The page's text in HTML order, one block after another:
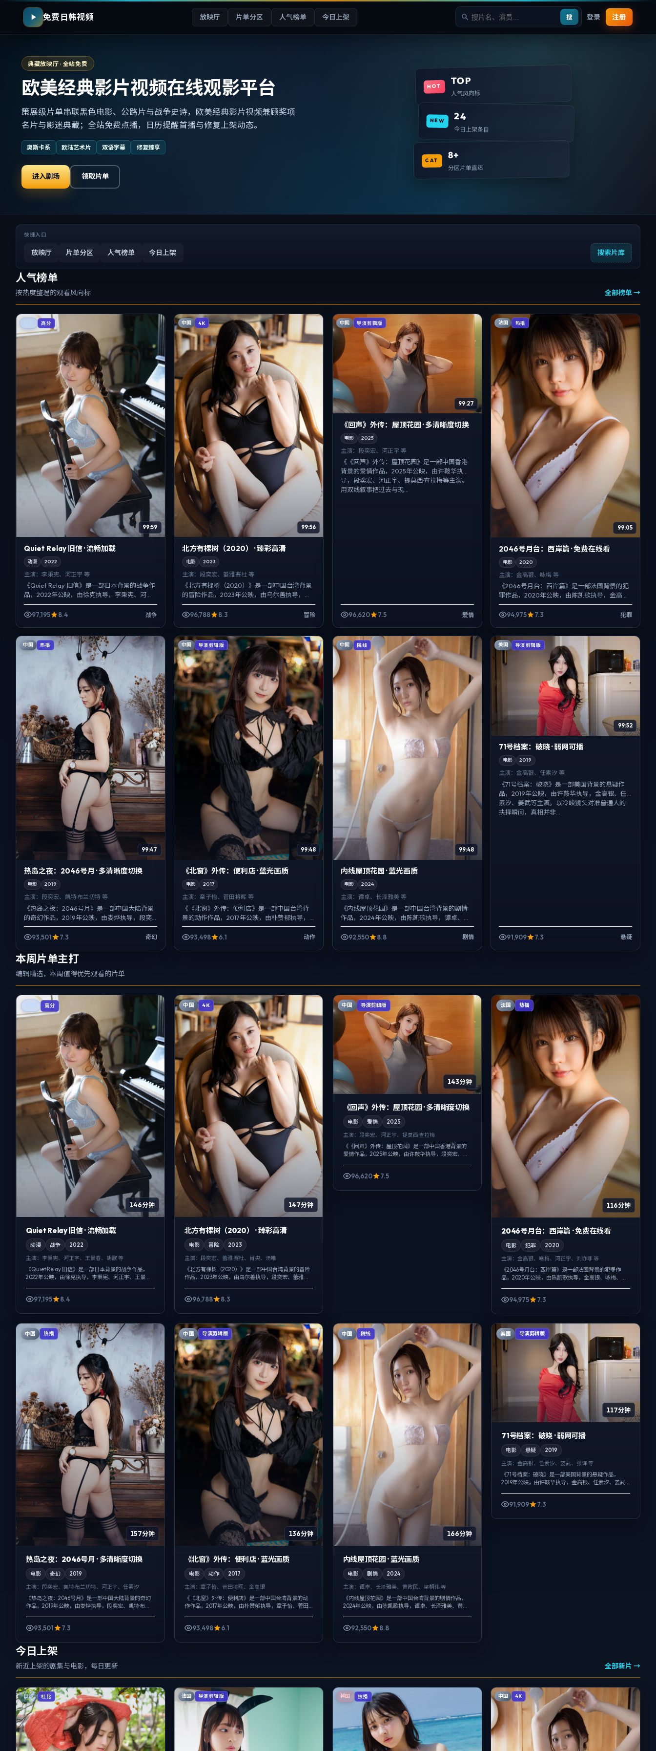
免费日韩视频 放映厅 片单分区 人气榜单 今日上架 搜 登录 注册
典藏放映厅 · 全站免费
欧美经典影片视频在线观影平台
策展级片单串联黑色电影、公路片与战争史诗，欧美经典影片视频兼顾奖项
名片与影迷典藏；全站免费点播，日历提醒首播与修复上架动态。
奥斯卡系 欧陆艺术片 双语字幕 修复臻享
进入剧场 领取片单
HOT TOP
人气风向标
NEW 24
今日上架条目
CAT 8+
分区片单直达
快捷入口
放映厅 片单分区 人气榜单 今日上架 搜索片库
人气榜单
按热度整理的观看风向标 全部榜单 →
高分
99:59
Quiet Relay 旧信 · 流畅加载
动漫 2022
主演： 李秉宪、河正宇 等
《Quiet Relay 旧信》是一部日本背景的战争作
品，2022年公映，由徐克执导，李秉宪、河正
宇、王景春等主演。影像偏纪实质感，手持与
固定机...
97,195 8.4 战争
中国 4K
99:56
北方有棵树（2020） · 臻彩高清
电影 2023
主演：段奕宏、蕾雅·赛杜 等
《北方有棵树（2020）》是一部中国台湾背景
的冒险作品，2023年公映，由乌尔善执导，段
奕宏、蕾雅·赛杜、肖央等主演。用双线叙事把
过去与现在拧成...
96,788 8.3 冒险
中国 导演剪辑版
99:27
《回声》外传：屋顶花园 · 多清晰度切换
电影 2025
主演： 段奕宏、河正宇 等
《《回声》外传：屋顶花园》是一部中国香港
背景的爱情作品，2025年公映，由许鞍华执
导，段奕宏、河正宇、提莫西·查拉梅等主演。
用双线叙事把过去与现...
96,620 7.5 爱情
法国 热播
99:05
2046号月台：西岸篇 · 免费在线看
电影 2020
主演：金高银、咏梅 等
《2046号月台：西岸篇》是一部法国背景的犯
罪作品，2020年公映，由陈凯歌执导，金高
银、咏梅、河正宇等主演。用双线叙事把过去
与现在拧成一股绳，...
94,975 7.3 犯罪
中国 热播
99:47
热岛之夜：2046号月 · 多清晰度切换
电影 2019
主演： 段奕宏、凯特·布兰切特 等
《热岛之夜：2046号月》是一部中国大陆背景
的奇幻作品，2019年公映，由娄烨执导，段奕
宏、凯特·布兰切特、河正宇等主演。用双线叙
事把过去与现在...
93,501 7.3 奇幻
中国 导演剪辑版
99:48
《北窗》外传：便利店 · 蓝光画质
电影 2017
主演：章子怡、菅田将晖 等
《《北窗》外传：便利店》是一部中国台湾背
景的动作作品，2017年公映，由朴赞郁执导，
章子怡、菅田将晖、金高银等主演。把城市当
作角色来写，夜景与雨...
93,498 6.1 动作
中国 院线
99:48
内线屋顶花园 · 蓝光画质
电影 2024
主演： 谭卓、长泽雅美 等
《内线屋顶花园》是一部中国台湾背景的剧情
作品，2024年公映，由陈凯歌执导，谭卓、长
泽雅美、黄政民等主演。影像偏纪实质感，手
持与固定机位交替出现...
92,550 8.8 剧情
美国 导演剪辑版
99:52
71号档案：破晓 · 弱网可播
电影 2019
主演：金高银、任素汐 等
《71号档案：破晓》是一部美国背景的悬疑作
品，2019年公映，由许鞍华执导，金高银、任
素汐、姜武等主演。以冷峻镜头对准普通人的
抉择瞬间，真相并非...
91,909 7.3 悬疑
本周片单主打
编辑精选，本周值得优先观看的片单
高分
146分钟
Quiet Relay 旧信 · 流畅加载
动漫 战争
2022
主演： 李秉宪、河正宇、王景春、胡歌 等
《Quiet Relay 旧信》是一部日本背景的战争作品，
2022年公映，由徐克执导，李秉宪、河正宇、王景春
97,195 8.4
中国 4K
147分钟
北方有棵树（2020） · 臻彩高清
电影 冒险
2023
主演： 段奕宏、蕾雅·赛杜、肖央、汤唯
《北方有棵树（2020）》是一部中国台湾背景的冒险
作品，2023年公映，由乌尔善执导，段奕宏、蕾雅·赛
96,788 8.3
中国 导演剪辑版
143分钟
《回声》外传：屋顶花园 · 多清晰度切换
电影 爱情
2025
主演： 段奕宏、河正宇、提莫西·查拉梅
《《回声》外传：屋顶花园》是一部中国香港背景的
爱情作品，2025年公映，由许鞍华执导，段奕宏、河
96,620 7.5
法国 热播
116分钟
2046号月台：西岸篇 · 免费在线看
电影 犯罪
2020
主演：金高银、咏梅、河正宇、刘亦菲 等
《2046号月台：西岸篇》是一部法国背景的犯罪作
品，2020年公映，由陈凯歌执导，金高银、咏梅、河
94,975 7.3
中国 热播
157分钟
热岛之夜：2046号月 · 多清晰度切换
电影 奇幻
2019
主演： 段奕宏、凯特·布兰切特、河正宇、任素汐
《热岛之夜：2046号月》是一部中国大陆背景的奇幻
作品，2019年公映，由娄烨执导，段奕宏、凯特·布兰
93,501 7.3
中国 导演剪辑版
136分钟
《北窗》外传：便利店 · 蓝光画质
电影 动作
2017
主演： 章子怡、菅田将晖、金高银
《《北窗》外传：便利店》是一部中国台湾背景的动
作作品，2017年公映，由朴赞郁执导，章子怡、菅田
93,498 6.1
中国 院线
166分钟
内线屋顶花园 · 蓝光画质
电影 剧情
2024
主演： 谭卓、长泽雅美、黄政民、梁朝伟 等
《内线屋顶花园》是一部中国台湾背景的剧情作品，
2024年公映，由陈凯歌执导，谭卓、长泽雅美、黄政
92,550 8.8
美国 导演剪辑版
117分钟
71号档案：破晓 · 弱网可播
电影 悬疑
2019
主演：金高银、任素汐、姜武、张译 等
《71号档案：破晓》是一部美国背景的悬疑作品，
2019年公映，由许鞍华执导，金高银、任素汐、姜武
91,909 7.3
今日上架
新近上架的剧集与电影，每日更新 全部新片 →
日本 杜比 法国 导演剪辑版 韩国 独播 中国 4K